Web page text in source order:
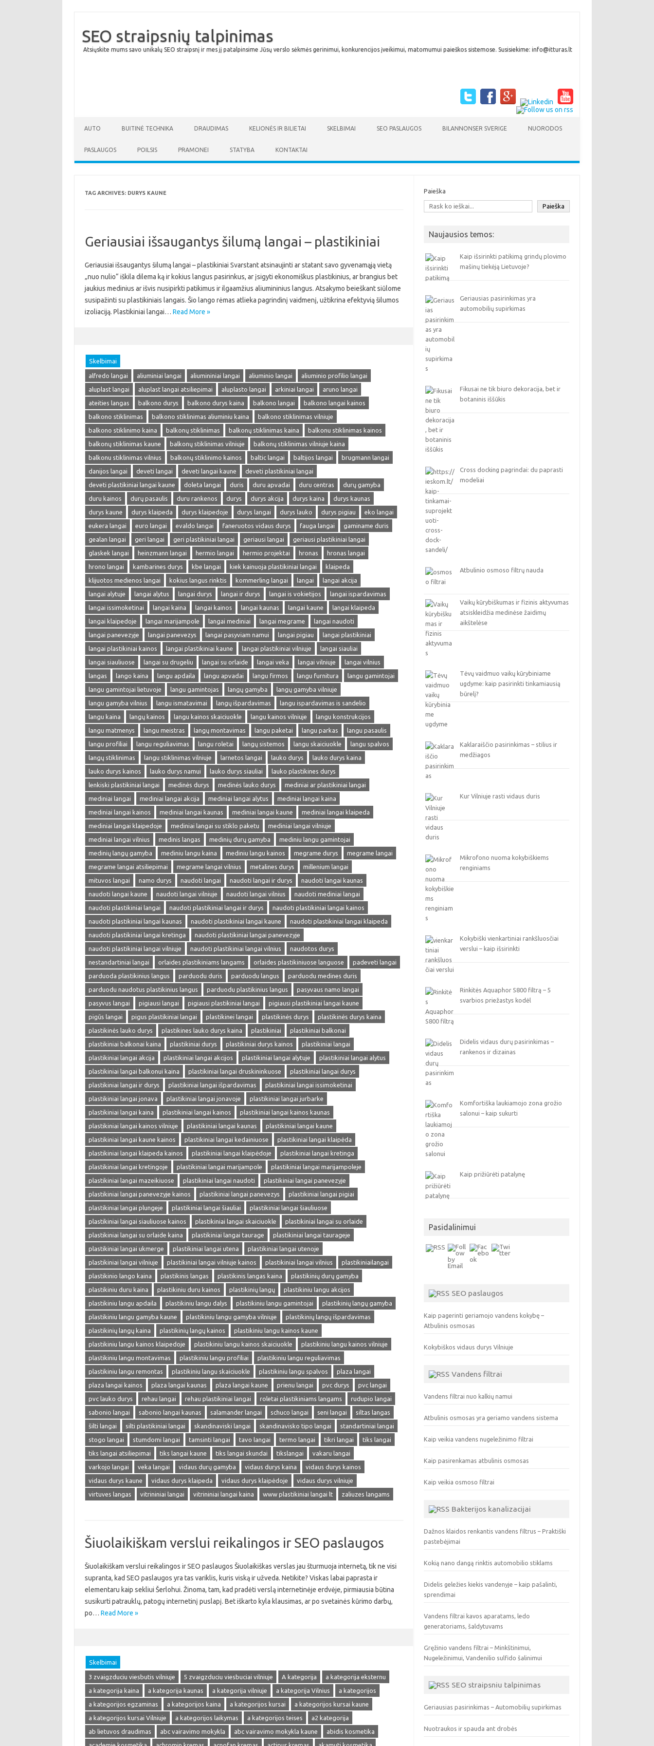
SEO straipsnių talpinimas
Atsiųskite mums savo unikalų SEO straipsnį ir mes jį patalpinsime Jūsų verslo sėkmės gerinimui, konkurencijos įveikimui, matomumui paieškos sistemose. Susisiekime: info@itturas.lt
AUTO BUITINĖ TECHNIKA DRAUDIMAS KELIONĖS IR BILIETAI SKELBIMAI SEO PASLAUGOS BILANNONSER SVERIGE NUORODOS
PASLAUGOS POILSIS PRAMONEI STATYBA KONTAKTAI
TAG ARCHIVES: DURYS KAUNE
Geriausiai išsaugantys šilumą langai – plastikiniai
Geriausiai išsaugantys šilumą langai – plastikiniai Svarstant atsinaujinti ar statant savo gyvenamąją vietą
„nuo nulio“ iškila dilema ką ir kokius langus pasirinkus, ar įsigyti ekonomiškus plastikinius, ar brangius bet
jaukius medinius ar išvis nusipirkti patikimus ir ilgaamžius aliumininius langus. Atsakymo beieškant siūlome
susipažinti su plastikiniais langais. Šio lango rėmas atlieka pagrindinį vaidmenį, užtikrina efektyvią šilumos
izoliaciją. Plastikiniai langai… Read More »
Skelbimai
alfredo langai aliuminiai langai aliumininiai langai aliuminio langai
aliuminio profilio langai
aluplast langai
aluplast langai atsiliepimai aluplasto langai arkiniai langai
aruno langai
ateities langas
balkono durys balkono durys kaina balkono langai
balkono langai kainos
balkono stiklinimas
balkono stiklinimas aliuminiu kaina
balkono stiklinimas vilniuje
balkono stiklinimo kaina
balkonų stiklinimas balkonų stiklinimas kaina
balkonu stiklinimas kainos
balkonų stiklinimas kaune
balkonų stiklinimas vilniuje
balkonų stiklinimas vilniuje kaina
balkonu stiklinimas vilnius
balkonų stiklinimo kainos baltic langai baltijos langai
brugmann langai
danijos langai
deveti langai deveti langai kaune
deveti plastikiniai langai
deveti plastikiniai langai kaune
doleta langai duris duru apvadai duru centras
durų gamyba
duru kainos
durų pasaulis duru rankenos durys durys akcija durys kaina
durys kaunas
durys kaune
durys klaipeda durys klaipedoje durys langai durys lauko durys pigiau
eko langai
eukera langai
euro langai evaldo langai faneruotos vidaus durys fauga langai
gaminame duris
gealan langai
geri langai geri plastikiniai langai geriausi langai
geriausi plastikiniai langai
glaskek langai
heinzmann langai hermio langai hermio projektai hronas
hronas langai
hrono langai
kambarines durys kbe langai kiek kainuoja plastikiniai langai
klaipeda
klijuotos medienos langai
kokius langus rinktis kommerling langai langai
langai akcija
langai alytuje
langai alytus langai durys langai ir durys langai is vokietijos
langai ispardavimas
langai issimoketinai
langai kaina langai kainos langai kaunas langai kaune
langai klaipeda
langai klaipedoje
langai marijampole langai mediniai langai megrame
langai naudoti
langai panevezyje
langai panevezys langai pasyviam namui langai pigiau
langai plastikiniai
langai plastikiniai kainos
langai plastikiniai kaune langai plastikiniai vilniuje
langai siauliai
langai siauliuose
langai su drugeliu langai su orlaide langai veka langai vilniuje
langai vilnius
langas
lango kaina langu apdaila langu apvadai langu firmos langu furnitura
langu gamintojai
langu gamintojai lietuvoje
langu gamintojas langų gamyba
langų gamyba vilniuje
langu gamyba vilnius
langu ismatavimai langų išpardavimas
langu ispardavimas is sandelio
langu kaina
langų kainos langu kainos skaiciuokle langu kainos vilniuje
langu konstrukcijos
langu matmenys
langu meistras langų montavimas langu paketai langu parkas
langu pasaulis
langu profiliai
langu reguliavimas langu roletai langų sistemos langu skaiciuokle
langu spalvos
langų stiklinimas
langu stiklinimas vilniuje larnetos langai lauko durys
lauko durys kaina
lauko durys kainos
lauko durys namui lauko durys siauliai
lauko plastikines durys
lenkiski plastikiniai langai
medinės durys medinės lauko durys
mediniai ar plastikiniai langai
mediniai langai
mediniai langai akcija mediniai langai alytus
mediniai langai kaina
mediniai langai kainos
mediniai langai kaunas mediniai langai kaune
mediniai langai klaipeda
mediniai langai klaipedoje
mediniai langai su stiklo paketu
mediniai langai vilniuje
mediniai langai vilnius
medinis langas medinių durų gamyba
mediniu langu gamintojai
medinių langų gamyba
mediniu langu kaina mediniu langu kainos megrame durys
megrame langai
megrame langai atsiliepimai
megrame langai vilnius metalines durys
millenium langai
mituvos langai
namo durys naudoti langai naudoti langai ir durys
naudoti langai kaunas
naudoti langai kaune
naudoti langai vilniuje naudoti langai vilnius
naudoti mediniai langai
naudoti plastikiniai langai
naudoti plastikiniai langai ir durys
naudoti plastikiniai langai kainos
naudoti plastikiniai langai kaunas
naudoti plastikiniai langai kaune
naudoti plastikiniai langai klaipeda
naudoti plastikiniai langai kretinga
naudoti plastikiniai langai panevezyje
naudoti plastikiniai langai vilniuje
naudoti plastikiniai langai vilnius
naudotos durys
nestandartiniai langai
orlaides plastikiniams langams orlaides plastikiniuose languose
padeveti langai
parduoda plastikinius langus
parduodu duris parduodu langus
parduodu medines duris
parduodu naudotus plastikinius langus
parduodu plastikinius langus
pasyvaus namo langai
pasyvus langai
pigiausi langai pigiausi plastikiniai langai
pigiausi plastikiniai langai kaune
pigūs langai
pigus plastikiniai langai plastikinei langai plastikinės durys
plastikinės durys kaina
plastikinės lauko durys
plastikines lauko durys kaina plastikiniai
plastikiniai balkonai
plastikiniai balkonai kaina
plastikiniai durys plastikiniai durys kainos
plastikiniai langai
plastikiniai langai akcija
plastikiniai langai akcijos plastikiniai langai alytuje
plastikiniai langai alytus
plastikiniai langai balkonui kaina
plastikiniai langai druskininkuose
plastikiniai langai durys
plastikiniai langai ir durys
plastikiniai langai išpardavimas
plastikiniai langai issimoketinai
plastikiniai langai jonava
plastikiniai langai jonavoje
plastikiniai langai jurbarke
plastikiniai langai kaina
plastikiniai langai kainos
plastikiniai langai kainos kaunas
plastikiniai langai kainos vilniuje
plastikiniai langai kaunas
plastikiniai langai kaune
plastikiniai langai kaune kainos
plastikiniai langai kedainiuose
plastikiniai langai klaipėda
plastikiniai langai klaipeda kainos
plastikiniai langai klaipėdoje
plastikiniai langai kretinga
plastikiniai langai kretingoje
plastikiniai langai marijampole
plastikiniai langai marijampoleje
plastikiniai langai mazeikiuose
plastikiniai langai naudoti
plastikiniai langai panevezyje
plastikiniai langai panevezyje kainos
plastikiniai langai panevezys
plastikiniai langai pigiai
plastikiniai langai plungeje
plastikiniai langai šiauliai
plastikiniai langai šiauliuose
plastikiniai langai siauliuose kainos
plastikiniai langai skaiciuokle
plastikiniai langai su orlaide
plastikiniai langai su orlaide kaina
plastikiniai langai taurage
plastikiniai langai taurageje
plastikiniai langai ukmerge
plastikiniai langai utena
plastikiniai langai utenoje
plastikiniai langai vilniuje
plastikiniai langai vilniuje kainos plastikiniai langai vilnius
plastikiniailangai
plastikinio lango kaina
plastikinis langas plastikinis langas kaina
plastikinių durų gamyba
plastikiniu duru kaina
plastikiniu duru kainos plastikinių langų
plastikiniu langu akcijos
plastikiniu langu apdaila
plastikiniu langu dalys plastikiniu langu gamintojai
plastikinių langų gamyba
plastikiniu langu gamyba kaune
plastikiniu langu gamyba vilniuje
plastikinių langų išpardavimas
plastikinių langų kaina
plastikinių langų kainos
plastikiniu langu kainos kaune
plastikiniu langu kainos klaipedoje
plastikiniu langu kainos skaiciuokle
plastikiniu langu kainos vilniuje
plastikiniu langu montavimas
plastikiniu langu profiliai
plastikiniu langu reguliavimas
plastikiniu langu remontas
plastikiniu langu skaiciuokle plastikiniu langu spalvos
plaza langai
plaza langai kainos
plaza langai kaunas plaza langai kaune prienu langai pvc durys
pvc langai
pvc lauko durys
rehau langai rehau plastikiniai langai roletai plastikiniams langams
rudupio langai
sabonio langai
sabonio langai kaunas salamander langai schuco langai seni langai
siltas langas
šilti langai
silti plastikiniai langai skandinaviski langai skandinavisko tipo langai
standartiniai langai
stogo langai
stumdomi langai tamsinti langai tavo langai termo langai tikri langai
tiks langai
tiks langai atsiliepimai
tiks langai kaune tiks langai skundai tikslangai
vakaru langai
varkojo langai
veka langai vidaus durų gamyba vidaus durys kaina
vidaus durys kainos
vidaus durys kaune
vidaus durys klaipeda vidaus durys klaipėdoje
vidaus durys vilniuje
virtuves langas
vitrininiai langai vitrininiai langai kaina www plastikiniai langai lt zaliuzes langams
Šiuolaikiškam verslui reikalingos ir SEO paslaugos
Šiuolaikiškam verslui reikalingos ir SEO paslaugos Šiuolaikiškas verslas jau šturmuoja internetą, tik ne visi
supranta, kad SEO paslaugos yra tas variklis, kuris viską ir užveda. Netikite? Viskas labai paprasta ir
elementaru kaip sekliui Šerlohui. Žinoma, tam, kad pradėti verslą internetinėje erdvėje, pirmiausia būtina
susikurti patrauklų, patogų internetinį puslapį. Bet iškarto kyla klausimas, ar po svetainės kūrimo darbų,
po… Read More »
Skelbimai
3 zvaigzduciu viesbutis vilniuje 5 zvaigzduciu viesbuciai vilniuje A kategorija
a kategorija eksternu
a kategorija kaina
a kategorija kaunas a kategorija vilniuje a kategorija Vilnius
a kategorijos
a kategorijos egzaminas
a kategorijos kaina a kategorijos kursai
a kategorijos kursai kaune
a kategorijos kursai Vilniuje
a kategorijos laikymas a kategorijos teises
a2 kategorija
ab lietuvos draudimas
abc vairavimo mokykla abc vairavimo mokykla kaune
abidis kosmetika
Paieška
Paieška
Naujausios temos:
Kaip išsirinkti patikimą grindų plovimo
mašinų tiekėją Lietuvoje?
Geriausias pasirinkimas yra
automobilių supirkimas
Fikusai ne tik biuro dekoracija, bet ir
botaninis iššūkis
Cross docking pagrindai: du paprasti
modeliai
Atbulinio osmoso filtrų nauda
Vaikų kūrybiškumas ir fizinis aktyvumas
atsiskleidžia medinėse žaidimų
aikštelėse
Tėvų vaidmuo vaikų kūrybiniame
ugdyme: kaip pasirinkti tinkamiausią
būrelį?
Kaklaraiščio pasirinkimas – stilius ir
medžiagos
Kur Vilniuje rasti vidaus duris
Mikrofono nuoma kokybiškiems
renginiams
Kokybiški vienkartiniai rankšluosčiai
verslui – kaip išsirinkti
Rinkitės Aquaphor S800 filtrą – 5
svarbios priežastys kodėl
Didelis vidaus durų pasirinkimas –
rankenos ir dizainas
Komfortiška laukiamojo zona grožio
salonui – kaip sukurti
Kaip prižiūrėti patalynę
Pasidalinimui
SEO paslaugos
Kaip pagerinti geriamojo vandens kokybę –
Atbulinis osmosas
Kokybiškos vidaus durys Vilniuje
Vandens filtrai
Vandens filtrai nuo kalkių namui
Atbulinis osmosas yra geriamo vandens sistema
Kaip veikia vandens nugeležinimo filtrai
Kaip pasirenkamas atbulinis osmosas
Kaip veikia osmoso filtrai
Bakterijos kanalizacijai
Dažnos klaidos renkantis vandens filtrus – Praktiški
pastebėjimai
Kokią nano dangą rinktis automobilio stiklams
Didelis geležies kiekis vandenyje – kaip pašalinti,
sprendimai
Vandens filtrai kavos aparatams, ledo
generatoriams, šaldytuvams
Gręžinio vandens filtrai – Minkštinimui,
Nugeležinimui, Vandenilio sulfido šalinimui
SEO straipsniu talpinimas
Geriausias pasirinkimas – Automobilių supirkimas
Nuotraukos ir spauda ant drobės